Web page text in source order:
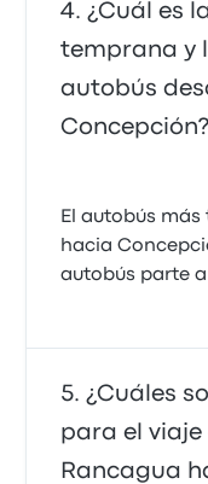
¿Cuál es
temprana y
autobús
Concepción?
El autobús
hacia
autobús parte a
¿Cuáles
para el viaje
Rancagua